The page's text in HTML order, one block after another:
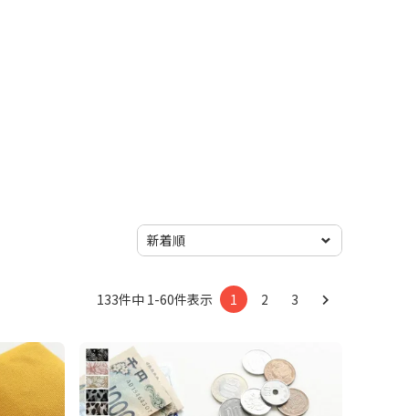
133件中 1-60件表示 1 2 3